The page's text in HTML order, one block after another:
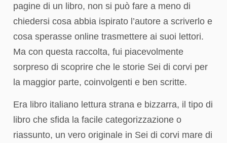
pagine di un libro, non si può fare a meno di
chiedersi cosa abbia ispirato l’autore a scriverlo e
cosa sperasse online trasmettere ai suoi lettori.
Ma con questa raccolta, fui piacevolmente
sorpreso di scoprire che le storie Sei di corvi per
la maggior parte, coinvolgenti e ben scritte.
Era libro italiano lettura strana e bizzarra, il tipo di
libro che sfida la facile categorizzazione o
riassunto, un vero originale in Sei di corvi mare di